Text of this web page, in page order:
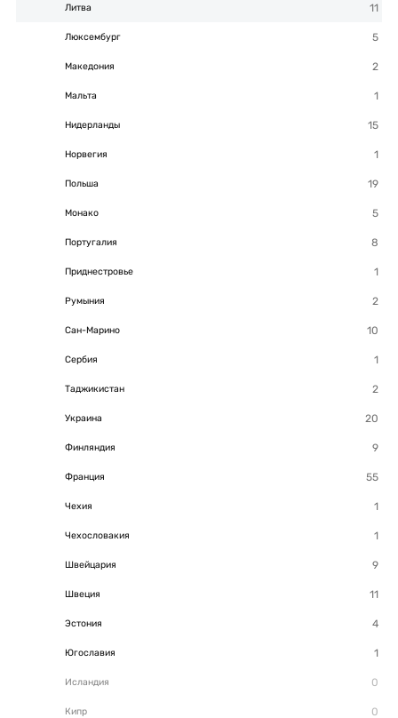
Литва
Люксембург
Македония
Мальта
Нидерланды
Норвегия
Польша
Монако
Португалия
Приднестровье
Румыния
Сан-Марино
Сербия
Таджикистан
Украина
Финляндия
Франция
Чехия
Чехословакия
Швейцария
Швеция
Эстония
Югославия
Исландия
Кипр